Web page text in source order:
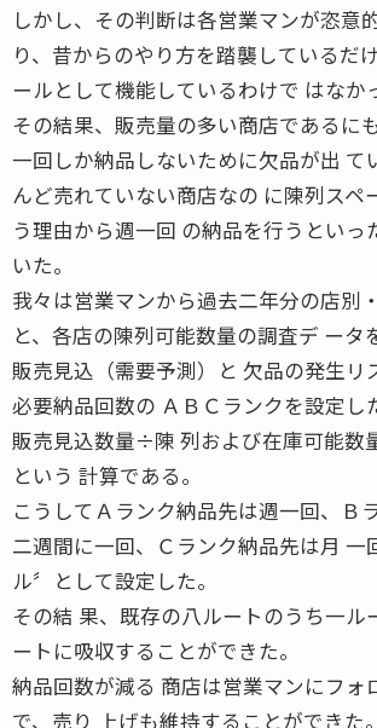
しかし、その判断は各営業マンが恣意
り、昔からのやり方を踏襲しているだ
ールとして機能しているわけで はなか
その結果、販売量の多い商店であるに
一回しか納品しないために欠品が出 て
んど売れていない商店なの に陳列スペ
う理由から週一回 の納品を行うといっ
いた。
我々は営業マンから過去二年分の店別
と、各店の陳列可能数量の調査デ ータ
販売見込（需要予測）と 欠品の発生リ
必要納品回数の ＡＢＣランクを設定し
販売見込数量÷陳 列および在庫可能数
という 計算である。
こうしてＡランク納品先は週一回、Ｂ
二週間に一回、Ｃランク納品先は月 一
ル〞として設定した。
その結 果、既存の八ルートのうち一ル
ートに吸収することができた。
納品回数が減る 商店は営業マンにフォ
で、売り 上げも維持することができた。